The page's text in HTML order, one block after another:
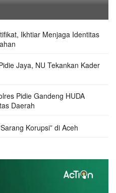
Ikhtiar Menjaga Identitas
Jaya, NU Tekankan Kader
Pidie Gandeng HUDA
Daerah
Korupsi” di Aceh